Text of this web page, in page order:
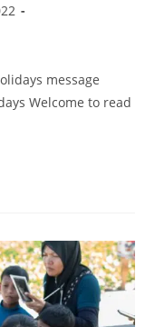
message
Welcome to read